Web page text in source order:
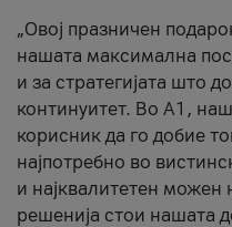
„Овој празничен
нашата максимална
и за стратегијата што
континуитет. Во А1,
корисник да го добие
најпотребно во
и најквалитетен можен
решенија стои нашата